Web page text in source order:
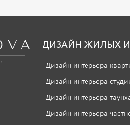
ДИЗАЙН ЖИЛЫХ
Дизайн интерьера
Дизайн интерьера
Дизайн интерьера
Дизайн интерьера